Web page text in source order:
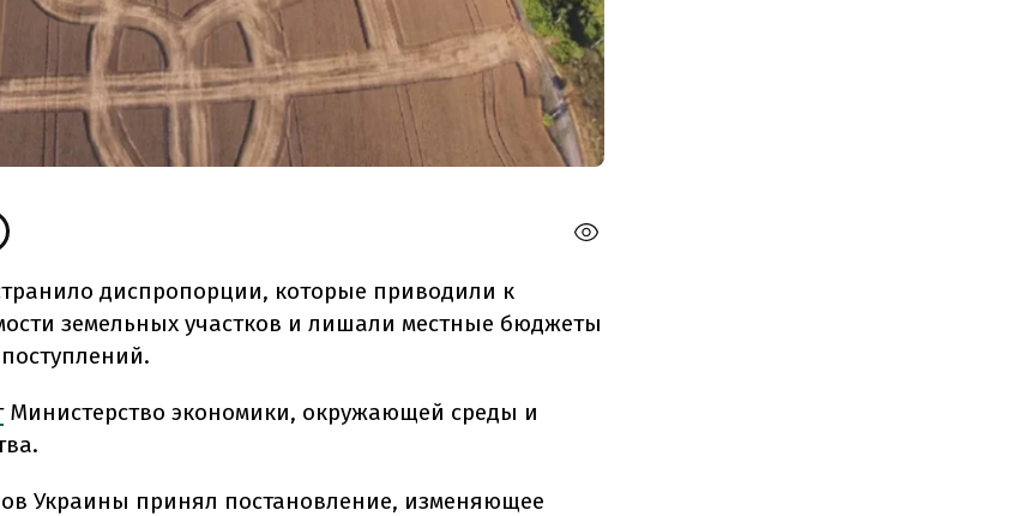
диспропорции, которые приводили к
земельных участков и лишали местные бюджеты
Министерство экономики, окружающей среды и
Украины принял постановление, изменяющее